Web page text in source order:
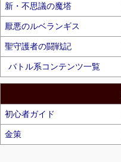
新・不思議の魔塔
厭悪のルベランギス
聖守護者の闘戦記
バトル系コンテンツ一覧
初心者ガイド
金策